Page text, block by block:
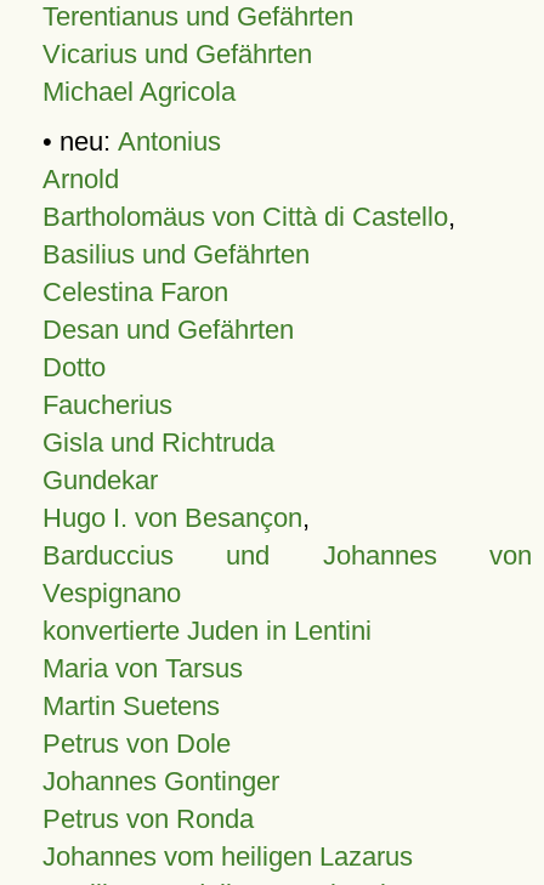
Terentianus und Gefährten
Vicarius und Gefährten
Michael Agricola
• neu: Antonius
Arnold
Bartholomäus von Città di Castello,
Basilius und Gefährten
Celestina Faron
Desan und Gefährten
Dotto
Faucherius
Gisla und Richtruda
Gundekar
Hugo I. von Besançon,
Barduccius und Johannes von
Vespignano
konvertierte Juden in Lentini
Maria von Tarsus
Martin Suetens
Petrus von Dole
Johannes Gontinger
Petrus von Ronda
Johannes vom heiligen Lazarus